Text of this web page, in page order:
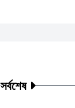
সর্বশেষ